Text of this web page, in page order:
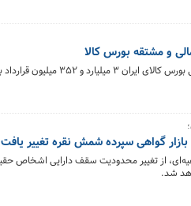
به ارزش ۱۵ هزار میلیارد تومان منعقد شد.
گواهی سپرده شمش نقره تغییر یافت